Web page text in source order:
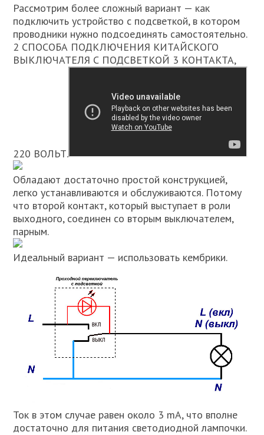
Рассмотрим более сложный вариант — как
подключить устройство с подсветкой, в котором
проводники нужно подсоединять самостоятельно.
2 СПОСОБА ПОДКЛЮЧЕНИЯ КИТАЙСКОГО
ВЫКЛЮЧАТЕЛЯ С ПОДСВЕТКОЙ 3 КОНТАКТА,
220 ВОЛЬТ.
Обладают достаточно простой конструкцией,
легко устанавливаются и обслуживаются. Потому
что второй контакт, который выступает в роли
выходного, соединен со вторым выключателем,
парным.
Идеальный вариант — использовать кембрики.
Ток в этом случае равен около 3 mA, что вполне
достаточно для питания светодиодной лампочки.